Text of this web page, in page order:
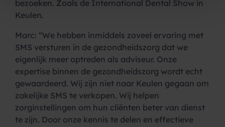
bezoeken. Zoals de International Dental Show in
Keulen.
Marc: “We hebben inmiddels zoveel ervaring met
SMS versturen in de gezondheidszorg dat we
eigenlijk meer optreden als adviseur. Onze
expertise binnen de gezondheidszorg wordt echt
gewaardeerd. Wij zijn niet naar Keulen gegaan om
zakelijke SMS te verkopen. Wij helpen
zorginstellingen om hun cliënten beter van dienst
te zijn. Door onze kennis te delen en effectieve